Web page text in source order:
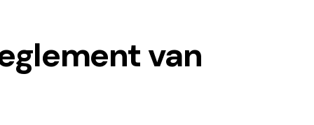
van